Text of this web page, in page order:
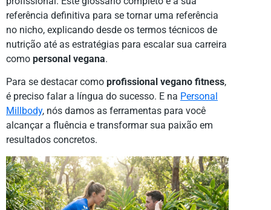
referência definitiva para se tornar uma referência
no nicho, explicando desde os termos técnicos de
nutrição até as estratégias para escalar sua carreira
como personal vegana.
Para se destacar como profissional vegano fitness,
é preciso falar a língua do sucesso. E na Personal
Millbody, nós damos as ferramentas para você
alcançar a fluência e transformar sua paixão em
resultados concretos.